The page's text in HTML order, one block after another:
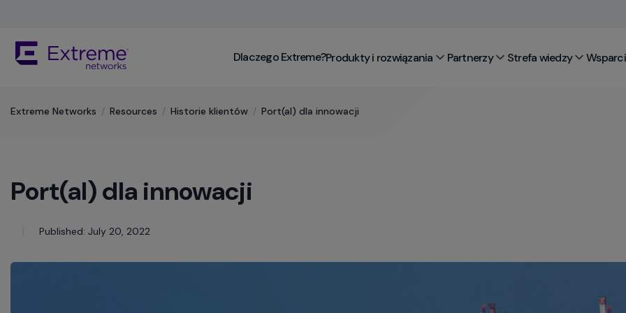
Content
keyboard
keys,
enter,
and
commands.
Dlaczego Extreme?Produkty i rozwiązania Partnerzy Strefa wiedzy
Extreme Networks / Resources / Historie klientów / Port(al) dla innowacji
Port(al) dla innowacji
Published: July 20, 2022